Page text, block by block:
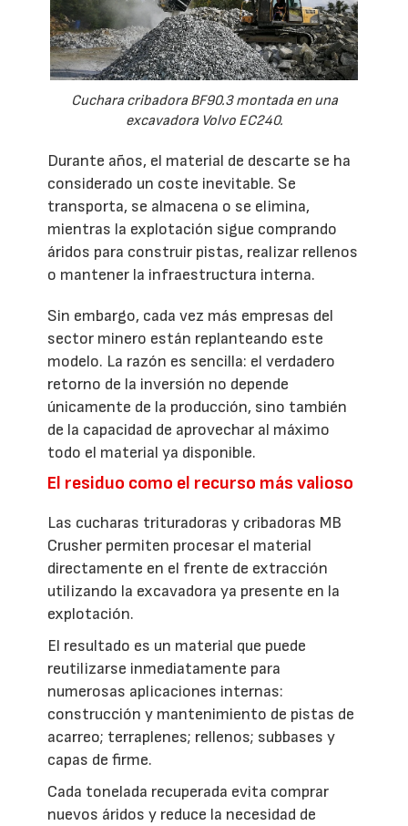
Cuchara cribadora BF90.3 montada en una
excavadora Volvo EC240.
Durante años, el material de descarte se ha
considerado un coste inevitable. Se
transporta, se almacena o se elimina,
mientras la explotación sigue comprando
áridos para construir pistas, realizar rellenos
o mantener la infraestructura interna.
Sin embargo, cada vez más empresas del
sector minero están replanteando este
modelo. La razón es sencilla: el verdadero
retorno de la inversión no depende
únicamente de la producción, sino también
de la capacidad de aprovechar al máximo
todo el material ya disponible.
El residuo como el recurso más valioso
Las cucharas trituradoras y cribadoras MB
Crusher permiten procesar el material
directamente en el frente de extracción
utilizando la excavadora ya presente en la
explotación.
El resultado es un material que puede
reutilizarse inmediatamente para
numerosas aplicaciones internas:
construcción y mantenimiento de pistas de
acarreo; terraplenes; rellenos; subbases y
capas de firme.
Cada tonelada recuperada evita comprar
nuevos áridos y reduce la necesidad de